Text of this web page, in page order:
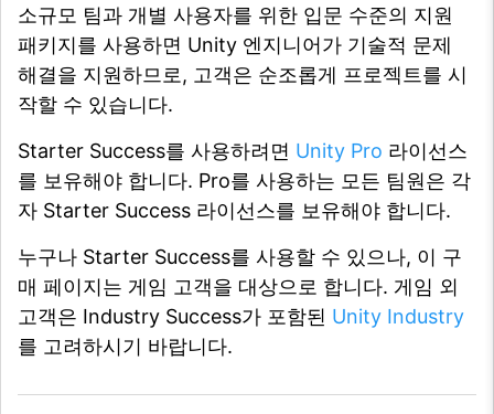
소규모 팀과 개별 사용자를 위한 입문 수준의 지원
패키지를 사용하면 Unity 엔지니어가 기술적 문제
해결을 지원하므로, 고객은 순조롭게 프로젝트를 시
작할 수 있습니다.
Starter Success를 사용하려면 Unity Pro 라이선스
를 보유해야 합니다. Pro를 사용하는 모든 팀원은 각
자 Starter Success 라이선스를 보유해야 합니다.
누구나 Starter Success를 사용할 수 있으나, 이 구
매 페이지는 게임 고객을 대상으로 합니다. 게임 외
고객은 Industry Success가 포함된 Unity Industry
를 고려하시기 바랍니다.